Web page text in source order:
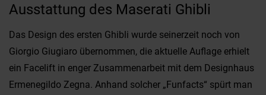
Ausstattung des Maserati Ghibli
Das Design des ersten Ghibli wurde seinerzeit noch von
Giorgio Giugiaro übernommen, die aktuelle Auflage erhielt
ein Facelift in enger Zusammenarbeit mit dem Designhaus
Ermenegildo Zegna. Anhand solcher „Funfacts“ spürt man